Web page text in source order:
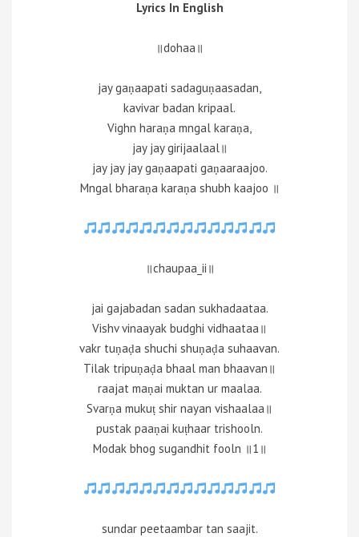
Lyrics In English
॥dohaa॥
jay gaṇaapati sadaguṇaasadan,
kavivar badan kripaal.
Vighn haraṇa mngal karaṇa,
jay jay girijaalaal॥
jay jay jay gaṇaapati gaṇaaraajoo.
Mngal bharaṇa karaṇa shubh kaajoo ॥
॥chaupaa_ii॥
jai gajabadan sadan sukhadaataa.
Vishv vinaayak budghi vidhaataa॥
vakr tuṇaḍa shuchi shuṇaḍa suhaavan.
Tilak tripuṇaḍa bhaal man bhaavan॥
raajat maṇai muktan ur maalaa.
Svarṇa mukuṭ shir nayan vishaalaa॥
pustak paaṇai kuṭhaar trishooln.
Modak bhog sugandhit fooln ॥1॥
sundar peetaambar tan saajit.